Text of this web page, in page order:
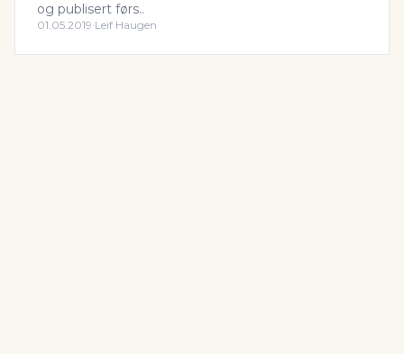
og publisert førs..
01.05.2019·Leif Haugen